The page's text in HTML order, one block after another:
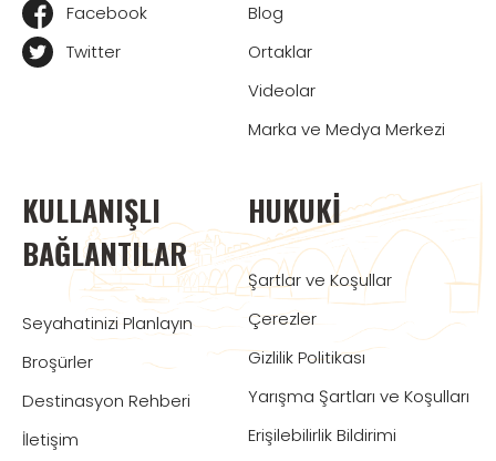
Facebook
Twitter
Blog
Ortaklar
Videolar
Marka ve Medya Merkezi
KULLANIŞLI
BAĞLANTILAR
Seyahatinizi Planlayın
Broşürler
Destinasyon Rehberi
İletişim
HUKUKI
Şartlar ve Koşullar
Çerezler
Gizlilik Politikası
Yarışma Şartları ve Koşulları
Erişilebilirlik Bildirimi